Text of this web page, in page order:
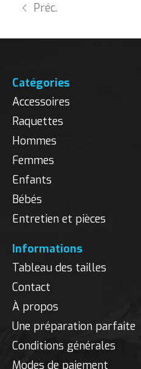
Préc.
Catégories
Accessoires
Raquettes
Hommes
Femmes
Enfants
Bébés
Entretien et pièces
Informations
Tableau des tailles
Contact
À propos
Une préparation parfaite
Conditions générales
Modes de paiement